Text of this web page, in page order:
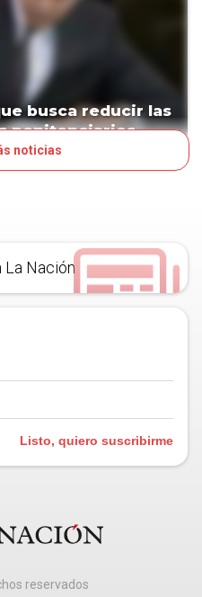
busca reducir las
penitenciarios
noticias
Nación
Listo, quiero suscribirme
reservados